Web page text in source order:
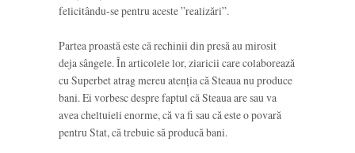
felicitându-se pentru aceste ”realizări”.
Partea proastă este că rechinii din presă au mirosit
deja sângele. În articolele lor, ziaricii care colaborează
cu Superbet atrag mereu atenția că Steaua nu produce
bani. Ei vorbesc despre faptul că Steaua are sau va
avea cheltuieli enorme, că va fi sau că este o povară
pentru Stat, că trebuie să producă bani.